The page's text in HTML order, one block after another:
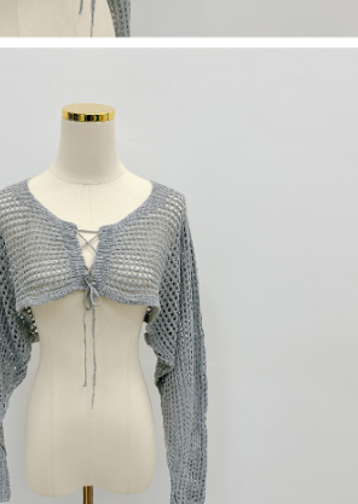
"Pembayaran Ansuran Gogo", selepas
secara automatik dialihkan ke proses
transaksi akan selesai.
selepas pesanan ditubuhkan, jika tidak pergi
atau jika tidak lulus semakan, pesanan
Jika terdapat situasi "pindah untuk
lulus, ini menunjukkan bahawa sistem
tiada penjelasan mengenai kandungan
】
tidak digabungkan dalam bil telekomunikasi,
akan menghantar SMS peringatan
penyelesaian bulanan.
membuka bil, anda boleh memilih untuk
bar kedai serbaneka / Kedai rasmi Taiwan
/ Pembayaran J街口 / iPASS MONEY" dan
seperti di atas akan dikumpul dan digunakan
perkhidmatan ini.